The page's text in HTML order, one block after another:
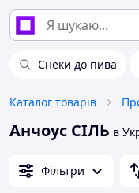
Снеки до пива
Каталог товарів
Анчоус СІЛЬ в
Фільтри